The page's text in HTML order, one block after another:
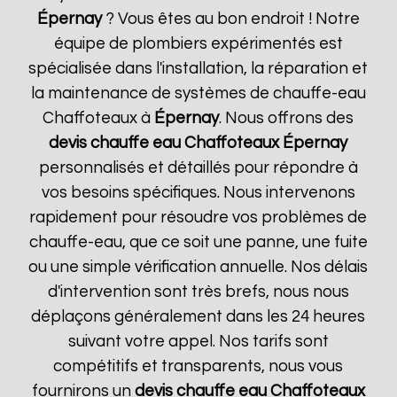
Épernay? Vous êtes au bon endroit ! Notre
équipe de plombiers expérimentés est
spécialisée dans l'installation, la réparation et
la maintenance de systèmes de chauffe-eau
Chaffoteaux à Épernay. Nous offrons des
devis chauffe eau Chaffoteaux Épernay
personnalisés et détaillés pour répondre à
vos besoins spécifiques. Nous intervenons
rapidement pour résoudre vos problèmes de
chauffe-eau, que ce soit une panne, une fuite
ou une simple vérification annuelle. Nos délais
d'intervention sont très brefs, nous nous
déplaçons généralement dans les 24 heures
suivant votre appel. Nos tarifs sont
compétitifs et transparents, nous vous
fournirons un devis chauffe eau Chaffoteaux